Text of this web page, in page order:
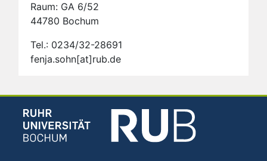
Raum: GA 6/52
44780 Bochum
Tel.: 0234/32-28691
fenja.sohn[at]rub.de